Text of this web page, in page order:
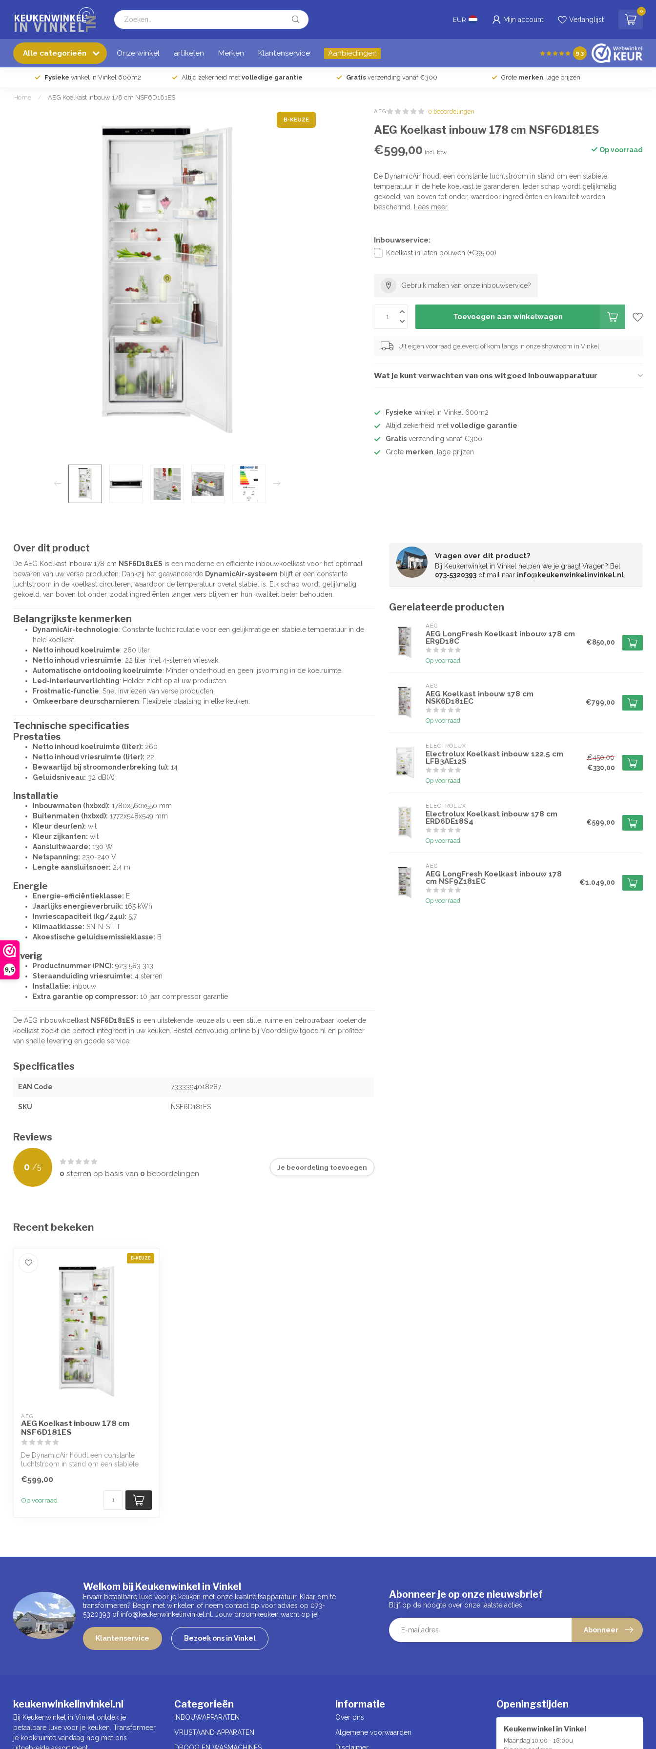
9,5
EUR Mijn account Verlanglijst
0
Alle categorieën Onze winkel artikelen Merken Klantenservice Aanbiedingen 9.3
Fysieke winkel in Vinkel 600m2 Altijd zekerheid met volledige garantie Gratisverzending vanaf €300 Grote merken, lage prijzen
Home / AEG Koelkast inbouw 178 cm NSF6D181ES
B-KEUZE
AEG 0 beoordelingen
AEG Koelkast inbouw 178 cm NSF6D181ES
€599,00 Incl. btw Op voorraad
De DynamicAir houdt een constante luchtstroom in stand om een stabiele
temperatuur in de hele koelkast te garanderen. Ieder schap wordt gelijkmatig
gekoeld, van boven tot onder, waardoor ingrediënten en kwaliteit worden
beschermd.
Lees meer.
Inbouwservice:
Koelkast in laten bouwen (+€95,00)
Gebruik maken van onze inbouwservice?
Toevoegen aan winkelwagen
Uit eigen voorraad geleverd of kom langs in onze showroom in Vinkel
Wat je kunt verwachten van ons witgoed inbouwapparatuur
Fysieke winkel in Vinkel 600m2
Altijd zekerheid metvolledige garantie
Gratis verzending vanaf €300
Grote merken , lage prijzen
Over dit product
De AEG Koelkast Inbouw 178 cm NSF6D181ES is een moderne en efficiënte inbouwkoelkast voor het optimaal
bewaren van uw verse producten. Dankzij het geavanceerde DynamicAir-systeem blijft er een constante
luchtstroom in de koelkast circuleren, waardoor de temperatuur overal stabiel is. Elk schap wordt gelijkmatig
gekoeld, van boven tot onder, zodat ingrediënten langer vers blijven en hun kwaliteit beter behouden.
Belangrijkste kenmerken
DynamicAir-technologie: Constante luchtcirculatie voor een gelijkmatige en stabiele temperatuur in de
hele koelkast.
Netto inhoud koelruimte: 260 liter.
Netto inhoud vriesruimte: 22 liter met 4-sterren vriesvak.
Automatische ontdooiing koelruimte: Minder onderhoud en geen ijsvorming in de koelruimte.
Led-interieurverlichting: Helder zicht op al uw producten.
Frostmatic-functie: Snel invriezen van verse producten.
Omkeerbare deurscharnieren: Flexibele plaatsing in elke keuken.
Technische specificaties
Prestaties
Netto inhoud koelruimte (liter): 260
Netto inhoud vriesruimte (liter): 22
Bewaartijd bij stroomonderbreking (u): 14
Geluidsniveau: 32 dB(A)
Installatie
Inbouwmaten (hxbxd): 1780x560x550 mm
Buitenmaten (hxbxd): 1772x548x549 mm
Kleur deur(en): wit
Kleur zijkanten: wit
Aansluitwaarde: 130 W
Netspanning: 230-240 V
Lengte aansluitsnoer: 2,4 m
Energie
Energie-efficiëntieklasse: E
Jaarlijks energieverbruik: 165 kWh
Invriescapaciteit (kg/24u): 5,7
Klimaatklasse: SN-N-ST-T
Akoestische geluidsemissieklasse: B
Overig
Productnummer (PNC): 923 583 313
Steraanduiding vriesruimte: 4 sterren
Installatie: inbouw
Extra garantie op compressor: 10 jaar compressor garantie
De AEG inbouwkoelkast NSF6D181ES is een uitstekende keuze als u een stille, ruime en betrouwbaar koelende
koelkast zoekt die perfect integreert in uw keuken. Bestel eenvoudig online bij Voordeligwitgoed.nl en profiteer
van snelle levering en goede service.
Specificaties
EAN Code 7333394018287
SKU NSF6D181ES
Reviews
0 /5
0 sterren op basis van 0 beoordelingen
Je beoordeling toevoegen
Vragen over dit product?
Bij Keukenwinkel in Vinkel helpen we je graag! Vragen? Bel
073-5320393 of mail naar info@keukenwinkelinvinkel.nl
Gerelateerde producten
AEG
AEG LongFresh Koelkast inbouw 178 cm
ER9D18C
Op voorraad
€850,00
AEG
AEG Koelkast inbouw 178 cm
NSK6D181EC
Op voorraad
€799,00
ELECTROLUX
Electrolux Koelkast inbouw 122.5 cm
LFB3AE12S
Op voorraad
€450,00
€330,00
ELECTROLUX
Electrolux Koelkast inbouw 178 cm
ERD6DE18S4
Op voorraad
€599,00
AEG
AEG LongFresh Koelkast inbouw 178
cm NSF9Z181EC
Op voorraad
€1.049,00
Recent bekeken
B-KEUZE
AEG
AEG Koelkast inbouw 178 cm
NSF6D181ES
De DynamicAir houdt een constante
luchtstroom in stand om een stabiele
€599,00
Op voorraad
Welkom bij Keukenwinkel in Vinkel
Ervaar betaalbare luxe voor je keuken met onze kwaliteitsapparatuur. Klaar om te
transformeren? Begin met winkelen of neem contact op voor advies op 073-
5320393 of info@keukenwinkelinvinkel.nl. Jouw droomkeuken wacht op je!
Klantenservice Bezoek ons in Vinkel
Abonneer je op onze nieuwsbrief
Blijf op de hoogte over onze laatste acties
Abonneer
keukenwinkelinvinkel.nl
Bij Keukenwinkel in Vinkel ontdek je
betaalbare luxe voor je keuken. Transformeer
je kookruimte vandaag nog met ons
Categorieën
INBOUWAPPARATEN
VRIJSTAAND APPARATEN
Informatie
Over ons
Algemene voorwaarden
Openingstijden
Keukenwinkel in Vinkel
Maandag 10:00 - 18:00u